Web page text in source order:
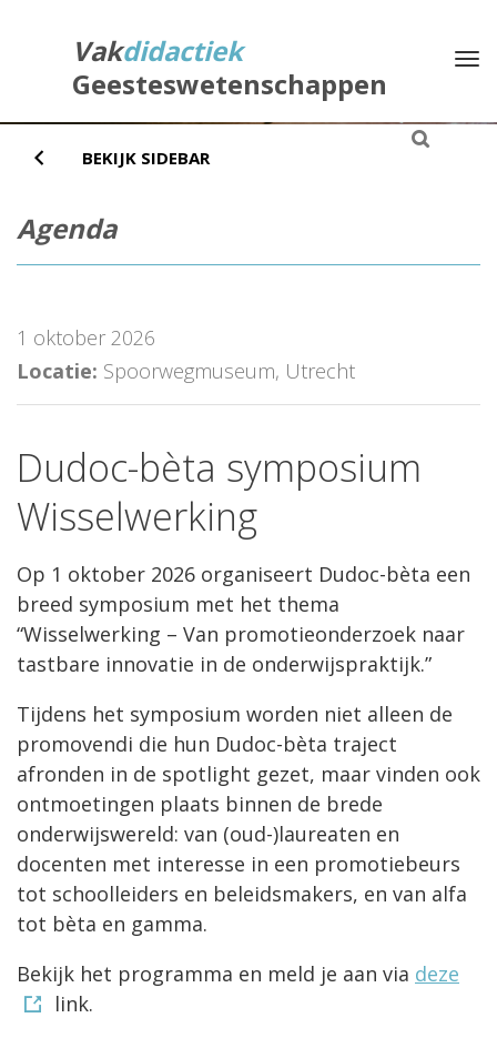
Vakdidactiek
Geesteswetenschappen
BEKIJK SIDEBAR
Agenda
1 oktober 2026
Locatie: Spoorwegmuseum, Utrecht
Dudoc-bèta symposium
Wisselwerking
Op 1 oktober 2026 organiseert Dudoc-bèta een
breed symposium met het thema
“Wisselwerking – Van promotieonderzoek naar
tastbare innovatie in de onderwijspraktijk.”
Tijdens het symposium worden niet alleen de
promovendi die hun Dudoc-bèta traject
afronden in de spotlight gezet, maar vinden ook
ontmoetingen plaats binnen de brede
onderwijswereld: van (oud-)laureaten en
docenten met interesse in een promotiebeurs
tot schoolleiders en beleidsmakers, en van alfa
tot bèta en gamma.
Bekijk het programma en meld je aan via deze
link.